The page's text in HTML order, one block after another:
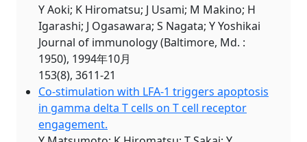
Y Aoki; K Hiromatsu; J Usami; M Makino; H
Igarashi; J Ogasawara; S Nagata; Y Yoshikai
Journal of immunology (Baltimore, Md. :
1950), 1994年10月
153(8), 3611-21
Co-stimulation with LFA-1 triggers apoptosis
in gamma delta T cells on T cell receptor
engagement.